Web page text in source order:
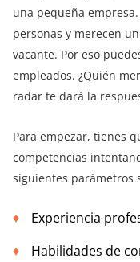
una pequeña
personas y merecen
vacante. Por eso
empleados. ¿Quién
radar te dará la
Para empezar, tienes
competencias
siguientes parámetros
Experiencia
Habilidades de